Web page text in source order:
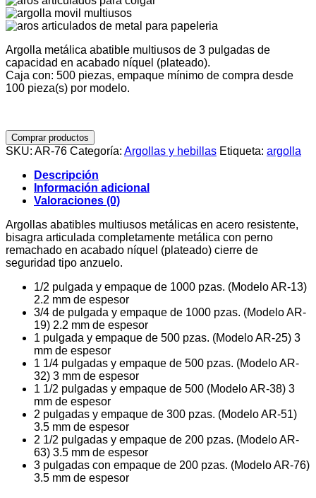
Argolla metálica abatible multiusos de 3 pulgadas de
capacidad en acabado níquel (plateado).
Caja con: 500 piezas, empaque mínimo de compra desde
100 pieza(s) por modelo.
Comprar productos
SKU: AR-76 Categoría: Argollas y hebillas Etiqueta: argolla
Descripción
Información adicional
Valoraciones (0)
Argollas abatibles multiusos metálicas en acero resistente,
bisagra articulada completamente metálica con perno
remachado en acabado níquel (plateado) cierre de
seguridad tipo anzuelo.
1/2 pulgada y empaque de 1000 pzas. (Modelo AR-13)
2.2 mm de espesor
3/4 de pulgada y empaque de 1000 pzas. (Modelo AR-
19) 2.2 mm de espesor
1 pulgada y empaque de 500 pzas. (Modelo AR-25) 3
mm de espesor
1 1/4 pulgadas y empaque de 500 pzas. (Modelo AR-
32) 3 mm de espesor
1 1/2 pulgadas y empaque de 500 (Modelo AR-38) 3
mm de espesor
2 pulgadas y empaque de 300 pzas. (Modelo AR-51)
3.5 mm de espesor
2 1/2 pulgadas y empaque de 200 pzas. (Modelo AR-
63) 3.5 mm de espesor
3 pulgadas con empaque de 200 pzas. (Modelo AR-76)
3.5 mm de espesor